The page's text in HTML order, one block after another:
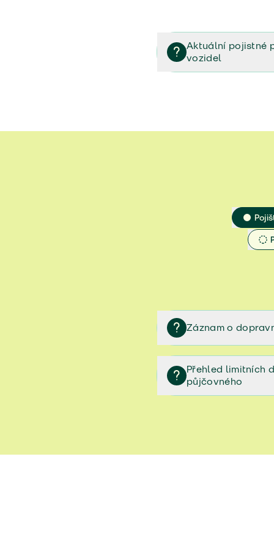
Aktuální pojistné
vozidel
Veřejný příslib -
Záznam o
Záznam o dopravní
Přehled limitních
půjčovného